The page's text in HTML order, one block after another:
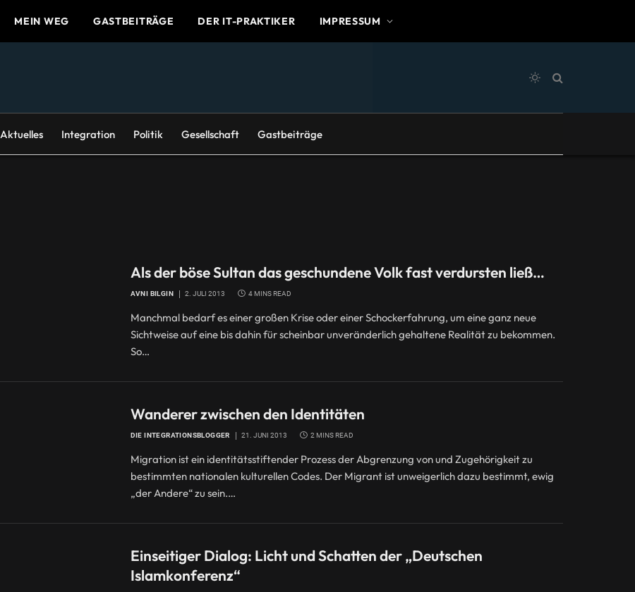
MEIN WEG GASTBEITRÄGE DER IT-PRAKTIKER IMPRESSUM
Aktuelles Integration Politik Gesellschaft Gastbeiträge
Als der böse Sultan das geschundene Volk fast verdursten ließ…
AVNI BILGIN 2. JULI 2013 4 MINS READ
Manchmal bedarf es einer großen Krise oder einer Schockerfahrung, um eine ganz neue
Sichtweise auf eine bis dahin für scheinbar unveränderlich gehaltene Realität zu bekommen.
So…
Wanderer zwischen den Identitäten
DIE INTEGRATIONSBLOGGER 21. JUNI 2013 2 MINS READ
Migration ist ein identitätsstiftender Prozess der Abgrenzung von und Zugehörigkeit zu
bestimmten nationalen kulturellen Codes. Der Migrant ist unweigerlich dazu bestimmt, ewig
„der Andere“ zu sein.…
Einseitiger Dialog: Licht und Schatten der „Deutschen
Islamkonferenz“